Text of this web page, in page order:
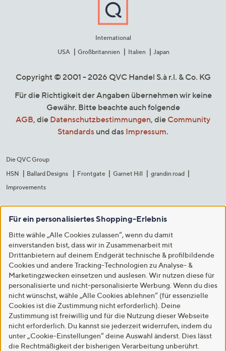
International
USA
Großbritannien Italien Japan
Copyright © 2001 - 2026 QVC Handel S.à r.l. & Co. KG
Für die Richtigkeit der Angaben übernehmen wir keine
Gewähr. Bitte beachte auch folgende
AGB, die Datenschutzbestimmungen, die Community
Standards und das Impressum.
Die QVC Group
HSN
Ballard Designs Frontgate Garnet Hill
grandin road
Improvements
Für ein personalisiertes Shopping-Erlebnis
Bitte wähle „Alle Cookies zulassen“, wenn du damit
einverstanden bist, dass wir in Zusammenarbeit mit
Drittanbietern auf deinem Endgerät technische & profilbildende
Cookies und andere Tracking-Technologien zu Analyse- &
Marketingzwecken einsetzen und auslesen. Wir nutzen diese für
personalisierte und nicht-personalisierte Werbung. Wenn du dies
nicht wünschst, wähle „Alle Cookies ablehnen“ (für essenzielle
Cookies ist die Zustimmung nicht erforderlich). Deine
Zustimmung ist freiwillig und für die Nutzung dieser Webseite
nicht erforderlich. Du kannst sie jederzeit widerrufen, indem du
unter „Cookie-Einstellungen“ deine Auswahl änderst. Dies lässt
die Rechtmäßigkeit der bisherigen Verarbeitung unberührt.